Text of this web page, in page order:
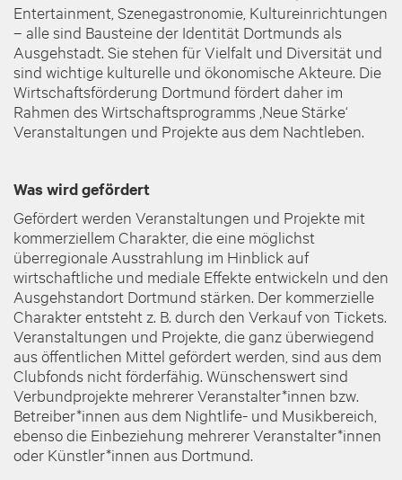
Entertainment, Szenegastronomie, Kultureinrichtungen
– alle sind Bausteine der Identität Dortmunds als
Ausgehstadt. Sie stehen für Vielfalt und Diversität und
sind wichtige kulturelle und ökonomische Akteure. Die
Wirtschaftsförderung Dortmund fördert daher im
Rahmen des Wirtschaftsprogramms ‚Neue Stärke‘
Veranstaltungen und Projekte aus dem Nachtleben.
Was wird gefördert
Gefördert werden Veranstaltungen und Projekte mit
kommerziellem Charakter, die eine möglichst
überregionale Ausstrahlung im Hinblick auf
wirtschaftliche und mediale Effekte entwickeln und den
Ausgehstandort Dortmund stärken. Der kommerzielle
Charakter entsteht z. B. durch den Verkauf von Tickets.
Veranstaltungen und Projekte, die ganz überwiegend
aus öffentlichen Mittel gefördert werden, sind aus dem
Clubfonds nicht förderfähig. Wünschenswert sind
Verbundprojekte mehrerer Veranstalter*innen bzw.
Betreiber*innen aus dem Nightlife- und Musikbereich,
ebenso die Einbeziehung mehrerer Veranstalter*innen
oder Künstler*innen aus Dortmund.